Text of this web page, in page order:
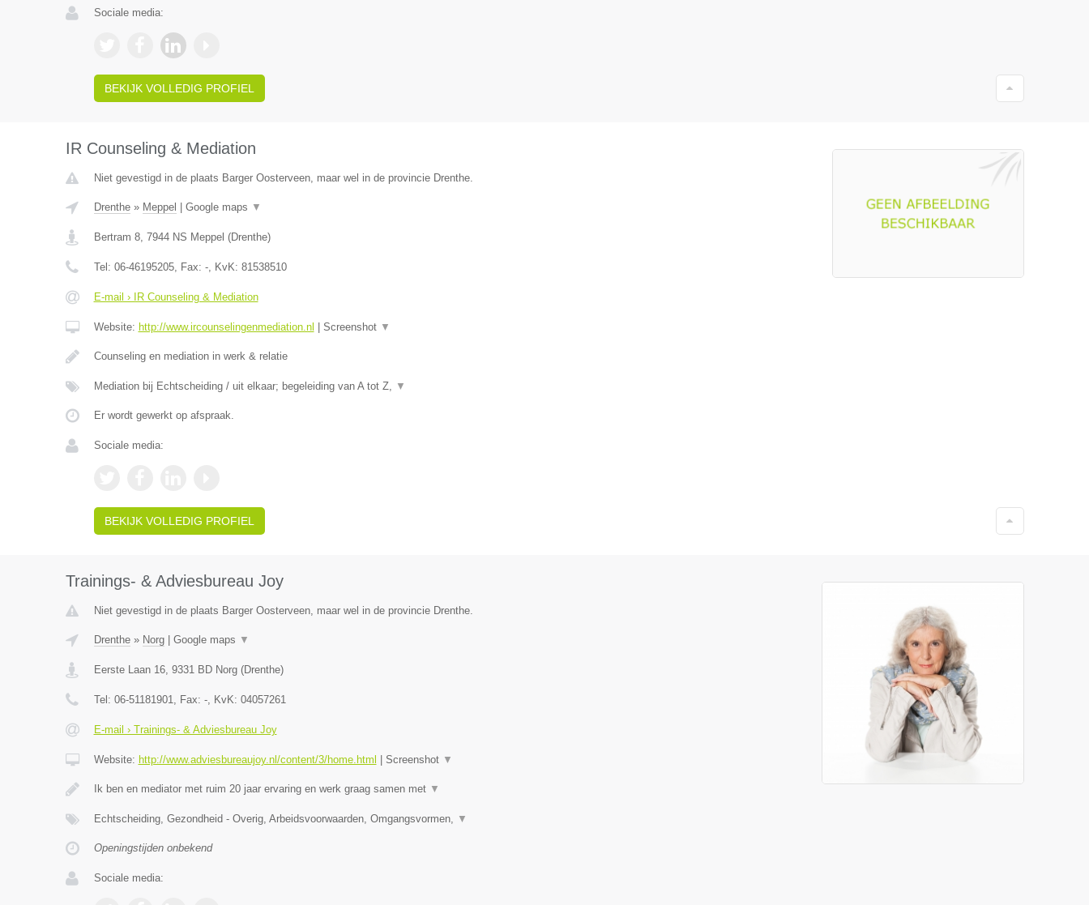
Sociale media:
BEKIJK VOLLEDIG PROFIEL
IR Counseling & Mediation
Niet gevestigd in de plaats Barger Oosterveen, maar wel in de provincie Drenthe.
Drenthe» Meppel Google maps ▼
Bertram 8, 7944 NS Meppel (Drenthe)
Tel: 06-46195205, Fax: -, KvK: 81538510
E-mail › IR Counseling & Mediation
Website: http://www.ircounselingenmediation.nl Screenshot ▼
Counseling en mediation in werk & relatie
Mediation bij Echtscheiding / uit elkaar; begeleiding van A tot Z, ▼
Er wordt gewerkt op afspraak.
Sociale media:
BEKIJK VOLLEDIG PROFIEL
Trainings- & Adviesbureau Joy
Niet gevestigd in de plaats Barger Oosterveen, maar wel in de provincie Drenthe.
Drenthe» Norg| Google maps ▼
Eerste Laan 16, 9331 BD Norg(Drenthe)
Tel: 06-51181901, Fax: -, KvK: 04057261
E-mail › Trainings- & Adviesbureau Joy
Website: http://www.adviesbureaujoy.nl/content/3/home.html Screenshot ▼
Ik ben en mediator met ruim 20 jaar ervaring en werk graag samen met ▼
Echtscheiding, Gezondheid - Overig, Arbeidsvoorwaarden, Omgangsvormen, ▼
Openingstijden onbekend
Sociale media: